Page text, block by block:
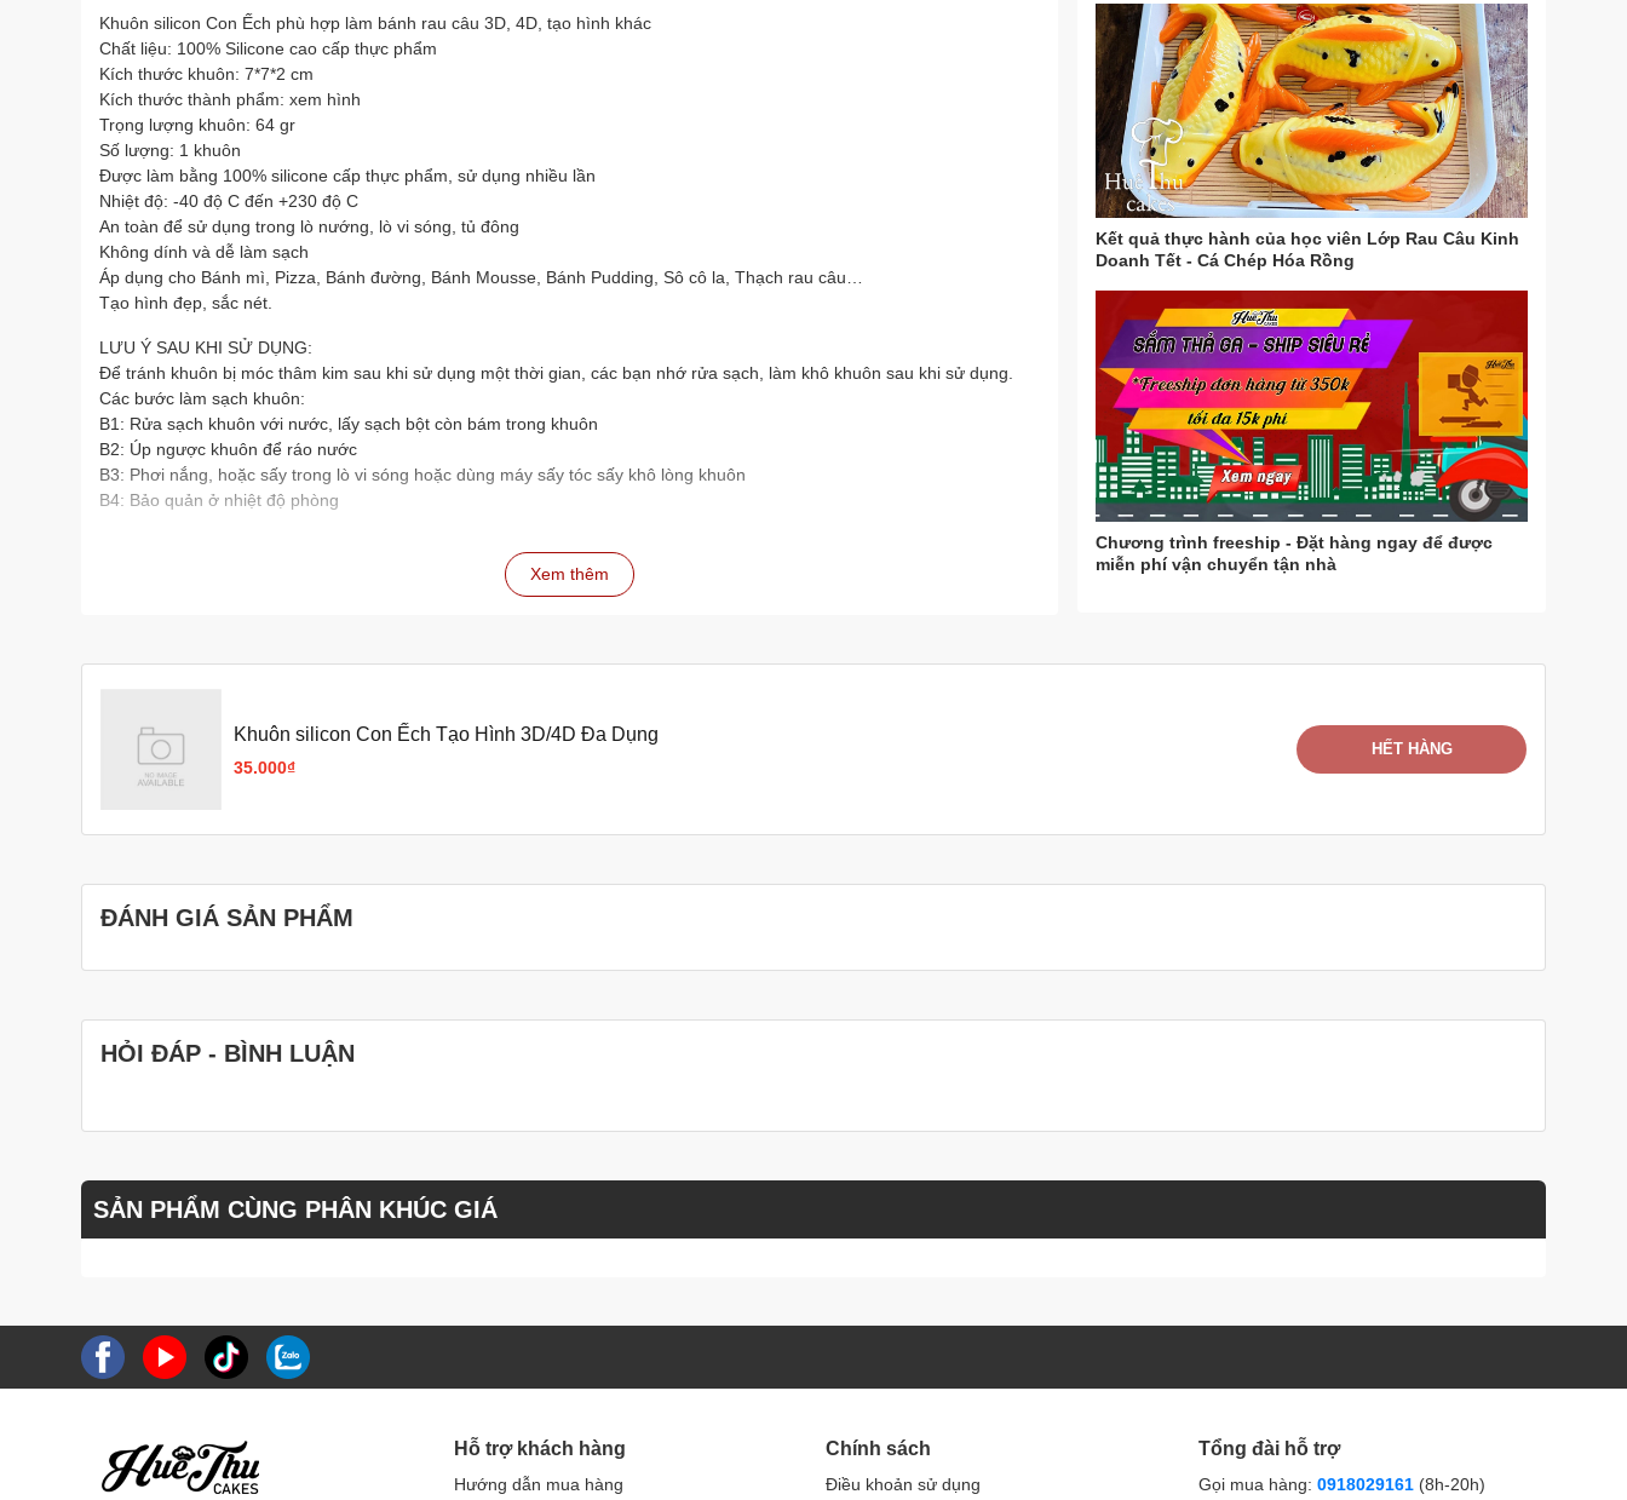
Khuôn silicon Con Ếch phù hợp làm bánh rau câu 3D, 4D, tạo hình khác
Chất liệu: 100% Silicone cao cấp thực phẩm
Kích thước khuôn: 7*7*2 cm
Kích thước thành phẩm: xem hình
Trọng lượng khuôn: 64 gr
Số lượng: 1 khuôn
Được làm bằng 100% silicone cấp thực phẩm, sử dụng nhiều lần
Nhiệt độ: -40 độ C đến +230 độ C
An toàn để sử dụng trong lò nướng, lò vi sóng, tủ đông
Không dính và dễ làm sạch
Áp dụng cho Bánh mì, Pizza, Bánh đường, Bánh Mousse, Bánh Pudding, Sô cô la, Thạch rau câu…
Tạo hình đẹp, sắc nét.
LƯU Ý SAU KHI SỬ DỤNG:
Để tránh khuôn bị móc thâm kim sau khi sử dụng một thời gian, các bạn nhớ rửa sạch, làm khô khuôn sau khi sử dụng.
Các bước làm sạch khuôn:
B1: Rửa sạch khuôn với nước, lấy sạch bột còn bám trong khuôn
B2: Úp ngược khuôn để ráo nước
B3: Phơi nắng, hoặc sấy trong lò vi sóng hoặc dùng máy sấy tóc sấy khô lòng khuôn
B4: Bảo quản ở nhiệt độ phòng
Xem thêm
Kết quả thực hành của học viên Lớp Rau Câu Kinh
Doanh Tết - Cá Chép Hóa Rồng
Chương trình freeship - Đặt hàng ngay để được
miễn phí vận chuyển tận nhà
Khuôn silicon Con Ếch Tạo Hình 3D/4D Đa Dụng
35.000₫
HẾT HÀNG
ĐÁNH GIÁ SẢN PHẨM
HỎI ĐÁP - BÌNH LUẬN
SẢN PHẨM CÙNG PHÂN KHÚC GIÁ
Hỗ trợ khách hàng
Hướng dẫn mua hàng
Chính sách
Điều khoản sử dụng
Tổng đài hỗ trợ
Gọi mua hàng: 0918029161 (8h-20h)